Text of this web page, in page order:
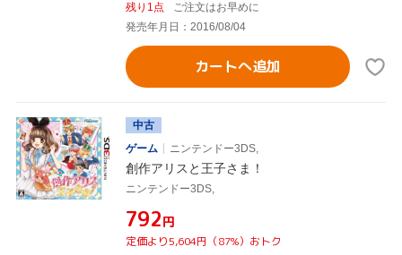
残り1点
ご注文はお早めに
発売年月日：2016/08/04
カートへ追加
中古
ゲーム
ニンテンドー3DS,
創作アリスと王子さま！
ニンテンドー3DS,
¥792円
定価より5,604円（87%）おトク